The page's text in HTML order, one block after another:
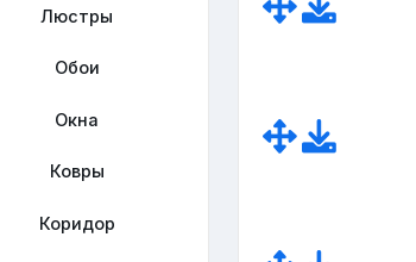
Люстры
Обои
Окна
Ковры
Коридор